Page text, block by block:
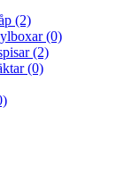
(2)
(0)
(2)
(0)